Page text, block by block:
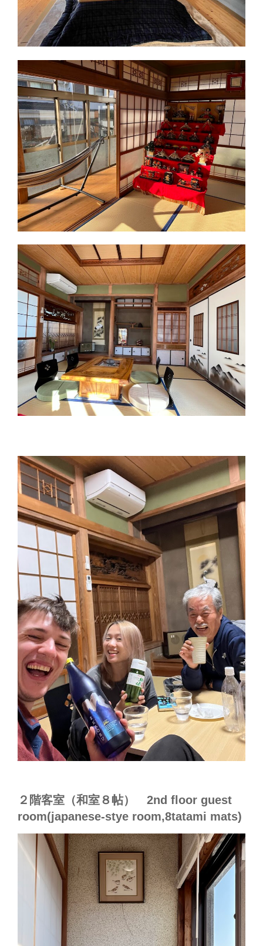
２階客室（和室８帖） 2nd floor guest
room(japanese-stye room,8tatami mats)